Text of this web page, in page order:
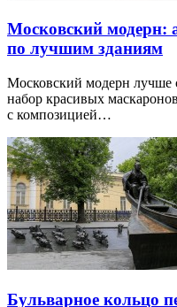
Московский модерн:
по лучшим зданиям
Московский модерн лучше
набор красивых
с композицией…
Бульварное кольцо